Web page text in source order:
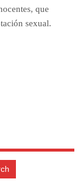
que
sexual.